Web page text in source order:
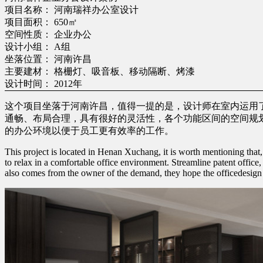
项目名称： 河南瑞祥办公室设计
项目面积： 650㎡
空间性质： 企业办公
设计小组： A组
坐落位置： 河南许昌
主要建材： 格栅灯、吸音板、移动隔断、烤漆
设计时间： 2012年
这个项目坐落于河南许昌，值得一提的是，设计师在室内运
通畅、布局合理，具有很好的灵活性，各个功能区间的空间
的办公环境以便于员工更有效率的工作。
This project is located in Henan Xuchang, it is worth mentioning
to relax in a comfortable office environment. Streamline patent
also comes from the owner of the demand, they hope the